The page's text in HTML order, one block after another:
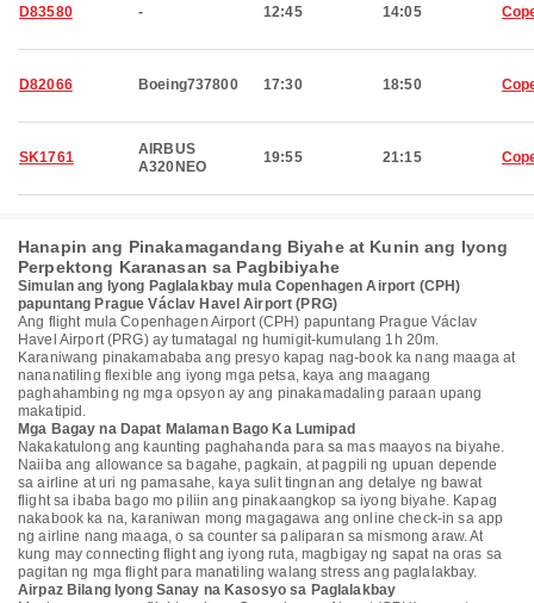
D83580 - 12:45 14:05
D82066 Boeing737800 17:30 18:50
SK1761
AIRBUS
A320NEO
19:55 21:15
Hanapin ang Pinakamagandang Biyahe at Kunin ang Iyong
Perpektong Karanasan sa Pagbibiyahe
Simulan ang Iyong Paglalakbay mula Copenhagen Airport (CPH)
papuntang Prague Václav Havel Airport (PRG)
Ang flight mula Copenhagen Airport (CPH) papuntang Prague Václav
Havel Airport (PRG) ay tumatagal ng humigit-kumulang 1h 20m.
Karaniwang pinakamababa ang presyo kapag nag-book ka nang maaga at
nananatiling flexible ang iyong mga petsa, kaya ang maagang
paghahambing ng mga opsyon ay ang pinakamadaling paraan upang
makatipid.
Mga Bagay na Dapat Malaman Bago Ka Lumipad
Nakakatulong ang kaunting paghahanda para sa mas maayos na biyahe.
Naiiba ang allowance sa bagahe, pagkain, at pagpili ng upuan depende
sa airline at uri ng pamasahe, kaya sulit tingnan ang detalye ng bawat
flight sa ibaba bago mo piliin ang pinakaangkop sa iyong biyahe. Kapag
nakabook ka na, karaniwan mong magagawa ang online check-in sa app
ng airline nang maaga, o sa counter sa paliparan sa mismong araw. At
kung may connecting flight ang iyong ruta, magbigay ng sapat na oras sa
pagitan ng mga flight para manatiling walang stress ang paglalakbay.
Airpaz Bilang Iyong Sanay na Kasosyo sa Paglalakbay